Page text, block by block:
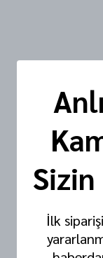
Sizin
İlk